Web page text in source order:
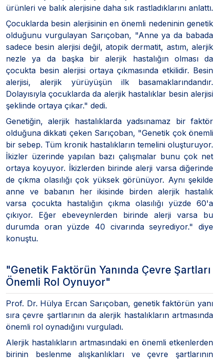
ürünleri ve balık alerjisine daha sık rastladıklarını anlattı.
Çocuklarda besin alerjisinin en önemli nedeninin genetik
olduğunu vurgulayan Sarıçoban, "Anne ya da babada
sadece besin alerjisi değil, atopik dermatit, astım, alerjik
nezle ya da başka bir alerjik hastalığın olması da
çocukta besin alerjisi ortaya çıkmasında etkilidir. Besin
alerjisi, alerjik yürüyüşün ilk basamaklarındandır.
Dolayısıyla çocuklarda da alerjik hastalıklar besin alerjisi
şeklinde ortaya çıkar." dedi.
Genetiğin, alerjik hastalıklarda yadsınamaz bir faktör
olduğuna dikkati çeken Sarıçoban, "Genetik çok önemli
bir sebep. Tüm kronik hastalıkların temelini oluşturuyor.
İkizler üzerinde yapılan bazı çalışmalar bunu çok net
ortaya koyuyor. İkizlerden birinde alerji varsa diğerinde
de çıkma olasılığı çok yüksek görünüyor. Aynı şekilde
anne ve babanın her ikisinde birden alerjik hastalık
varsa çocukta hastalığın çıkma olasılığı yüzde 60'a
çıkıyor. Eğer ebeveynlerden birinde alerji varsa bu
durumda oran yüzde 40 civarında seyrediyor." diye
konuştu.
"Genetik Faktörün Yanında Çevre Şartları
Önemli Rol Oynuyor"
Prof. Dr. Hülya Ercan Sarıçoban, genetik faktörün yanı
sıra çevre şartlarının da alerjik hastalıkların artmasında
önemli rol oynadığını vurguladı.
Alerjik hastalıkların artmasındaki en önemli etkenlerden
birinin beslenme alışkanlıkları ve çevre şartlarının